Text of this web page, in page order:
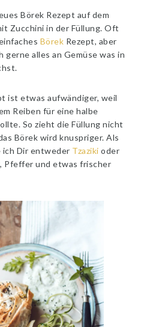
Börek Rezept auf dem
Zucchini in der Füllung. Oft
Börek Rezept, aber
gerne alles an Gemüse was in
ist etwas aufwändiger, weil
Reiben für eine halbe
So zieht die Füllung nicht
Börek wird knuspriger. Als
ich Dir entweder Tzaziki oder
Pfeffer und etwas frischer